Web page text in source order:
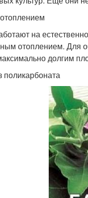
на
отоплением. Для
долгим
поликарбоната